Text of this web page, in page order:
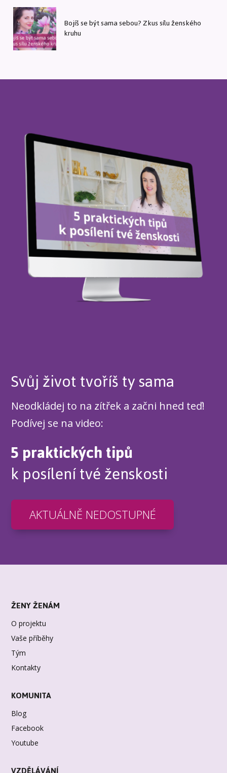
Bojíš se být sama sebou? Zkus sílu ženského
kruhu
Svůj život tvoříš ty sama
Neodkládej to na zítřek a začni hned teď!
Podívej se na video:
5 praktických tipů
k posílení tvé ženskosti
AKTUÁLNĚ NEDOSTUPNÉ
ŽENY ŽENÁM
O projektu
Vaše příběhy
Tým
Kontakty
KOMUNITA
Blog
Facebook
Youtube